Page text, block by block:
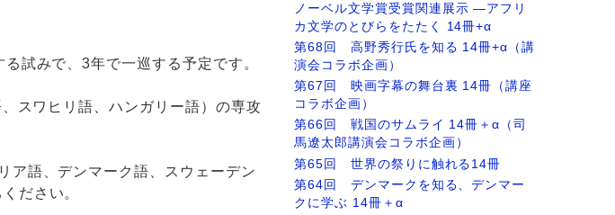
試みで、3年で一巡する予定です。
スワヒリ語、ハンガリー語）の専攻
ア語、デンマーク語、スウェーデン
ださい。
ノーベル文学賞受賞関連展示 ―アフリ
カ文学のとびらをたたく 14冊+α
第68回 高野秀行氏を知る 14冊+α（講
演会コラボ企画）
第67回 映画字幕の舞台裏 14冊（講座
コラボ企画）
第66回 戦国のサムライ 14冊＋α（司
馬遼太郎講演会コラボ企画）
第65回 世界の祭りに触れる14冊
第64回 デンマークを知る、デンマー
クに学ぶ 14冊＋α